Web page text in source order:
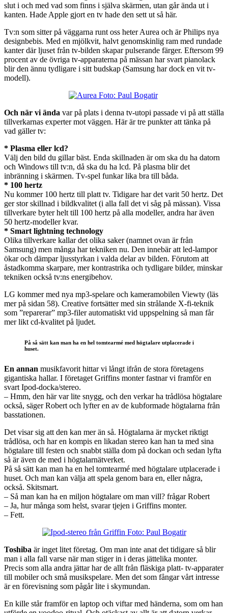
slut i och med vad som finns i själva skärmen, utan går ända ut i
kanten. Hade Apple gjort en tv hade den sett ut så här.
Tv:n som sitter på väggarna runt oss heter Aurea och är Philips nya
designbebis. Med en mjölkvit, halvt genomskinlig ram med rundade
kanter där ljuset från tv-bilden skapar pulserande färger. Eftersom 99
procent av de övriga tv-apparaterna på mässan har svart pianolack
blir den ännu tydligare i sitt budskap (Samsung har dock en vit tv-
modell).
Och när vi ända var på plats i denna tv-utopi passade vi på att ställa
tillverkarnas experter mot väggen. Här är tre punkter att tänka på
vad gäller tv:
* Plasma eller lcd?
Välj den bild du gillar bäst. Enda skillnaden är om ska du ha datorn
och Windows till tv:n, då ska du ha lcd. På plasma blir det
inbränning i skärmen. Tv-spel funkar lika bra till båda.
* 100 hertz
Nu kommer 100 hertz till platt tv. Tidigare har det varit 50 hertz. Det
ger stor skillnad i bildkvalitet (i alla fall det vi såg på mässan). Vissa
tillverkare byter helt till 100 hertz på alla modeller, andra har även
50 hertz-modeller kvar.
* Smart lightning technology
Olika tillverkare kallar det olika saker (namnet ovan är från
Samsung) men många har tekniken nu. Den innebär att led-lampor
ökar och dämpar ljusstyrkan i valda delar av bilden. Förutom att
åstadkomma skarpare, mer kontrastrika och tydligare bilder, minskar
tekniken också tv:ns energibehov.
LG kommer med nya mp3-spelare och kameramobilen Viewty (läs
mer på sidan 58). Creative fortsätter med sin strålande X-fi-teknik
som ”reparerar” mp3-filer automatiskt vid uppspelning så man får
mer likt cd-kvalitet på ljudet.
På så sätt kan man ha en hel tomtearmé med högtalare utplacerade i
huset.
En annan musikfavorit hittar vi långt ifrån de stora företagens
gigantiska hallar. I företaget Griffins monter fastnar vi framför en
svart Ipod-docka/stereo.
– Hmm, den här var lite snygg, och den verkar ha trådlösa högtalare
också, säger Robert och lyfter en av de kubformade högtalarna från
basstationen.
Det visar sig att den kan mer än så. Högtalarna är mycket riktigt
trådlösa, och har en kompis en likadan stereo kan han ta med sina
högtalare till festen och snabbt ställa dom på dockan och sedan lyfta
så är även de med i högtalarnätverket.
På så sätt kan man ha en hel tomtearmé med högtalare utplacerade i
huset. Och man kan välja att spela genom bara en, eller några,
också. Skitsmart.
– Så man kan ha en miljon högtalare om man vill? frågar Robert
– Ja, hur många som helst, svarar tjejen i Griffins monter.
– Fett.
Toshiba är inget litet företag. Om man inte anat det tidigare så blir
man i alla fall varse när man stiger in i deras jättelika monter.
Precis som alla andra jättar har de allt från fläskiga platt- tv-apparater
till mobiler och små musikspelare. Men det som fångar vårt intresse
är en förevisning som pågår lite i skymundan.
En kille står framför en laptop och viftar med händerna, som om han